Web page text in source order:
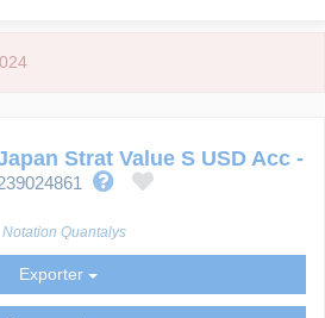
Strat Value S USD Acc-
Notation Quantalys
Exporter